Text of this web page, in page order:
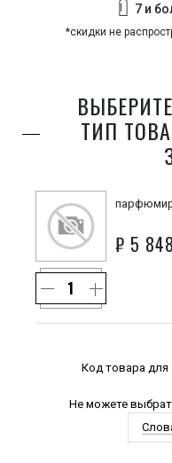
7 и
*скидки не
ТИП
₽ 5 848
Код товара для
Не можете